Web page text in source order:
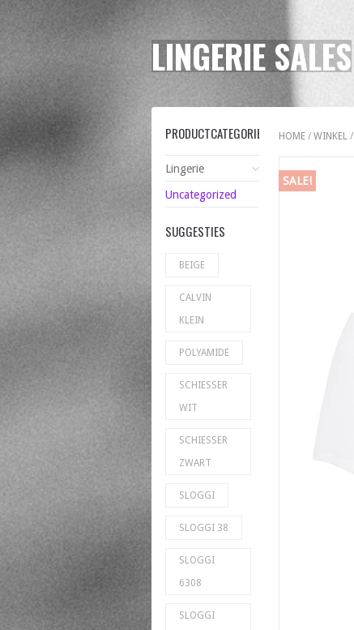
LINGERIE SALES
HOME/ WINKEL/
SALE!
PRODUCTCATEGORIEËN
Lingerie
Uncategorized
SUGGESTIES
BEIGE
CALVIN
KLEIN
POLYAMIDE
SCHIESSER
WIT
SCHIESSER
ZWART
SLOGGI
SLOGGI 38
SLOGGI
6308
SLOGGI